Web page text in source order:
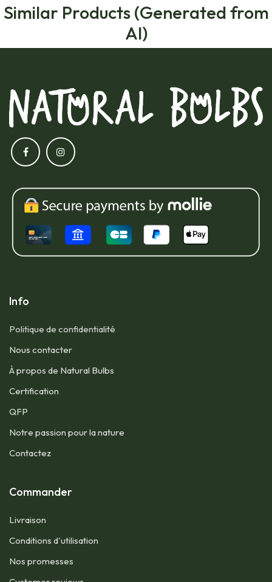
Similar Products (Generated from
AI)
Info
Politique de confidentialité
Nous contacter​
À propos de Natural Bulbs
Certification
QFP​
Notre passion pour la nature
Contactez
Commander
Livraison
Conditions d'utilisation​
Nos promesses